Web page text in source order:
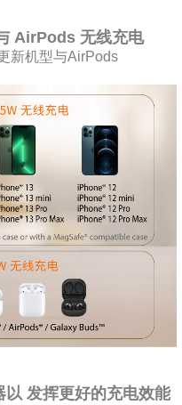
AirPods 无线充电
新机型与AirPods
发挥更好的充电效能